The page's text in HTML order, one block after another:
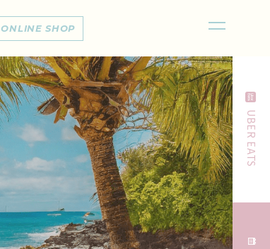
ONLINE SHOP
UBER EATS